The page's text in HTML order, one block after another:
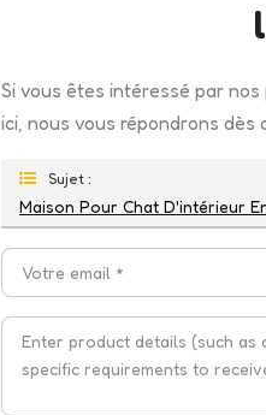
Si vous êtes intéressé par
ici, nous vous répondrons dès
Sujet :
Maison Pour Chat D'intérieur